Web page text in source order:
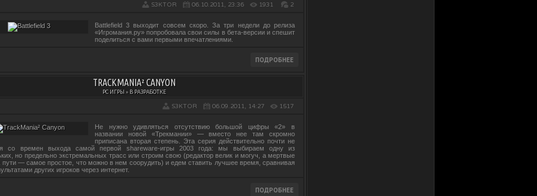
S3KTOR 06.10.2011, 23:36 1931 2
Battlefield 3 выходит совсем скоро. За три недели до релиза
«Игромания.ру» попробовала свои силы в бета-версии и спешит
поделиться с вами первыми впечатлениями.
TRACKMANIA² CANYON
PC ИГРЫ » В РАЗРАБОТКЕ
S3KTOR 06.09.2011, 14:27 1517
Не нужно удивляться отсутствию большой цифры «2» в
названии новой «Трекмании» — вместо нее там скромно
приписана вторая степень. Эта серия действительно почти не
со времен выхода самой первой shareware-игры 2003 года: мы выбираем одну из
но предельно экстремальных трасс или строим свою (редактор велик и могуч, а мертвые
пути — самое простое, что можно в нем соорудить) и едем ставить лучшее время, сравнивая
других игроков через интернет.